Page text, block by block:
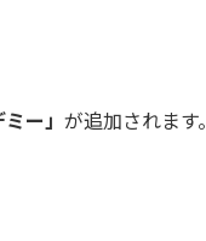
ー」 が追加されます。